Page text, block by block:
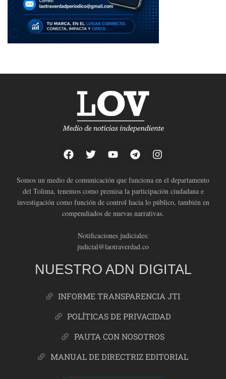
Somos un medio de comunicación que funciona en el departamento
del Tolima, tenemos como premisa la participación ciudadana e
investigación como función de control hacia lo público, también en
compendiados de nuevas narrativas.
Notificaciones judiciales:
judicial@laotraverdad.co
NUESTRO ADN DIGITAL
INFORME TRANSPARENCIA JTI
POLÍTICAS DE PRIVACIDAD
PAUTA CON NOSOTROS
MANUAL DE DIRECTRIZ EDITORIAL